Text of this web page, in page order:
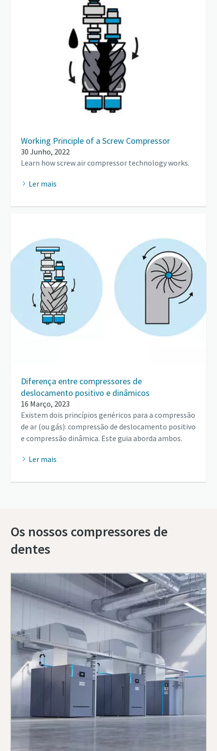
Working Principle of a Screw Compressor
30 Junho, 2022
Learn how screw air compressor technology works.
Ler mais
Diferença entre compressores de
deslocamento positivo e dinâmicos
16 Março, 2023
Existem dois princípios genéricos para a compressão
de ar (ou gás): compressão de deslocamento positivo
e compressão dinâmica. Este guia aborda ambos.
Ler mais
Os nossos compressores de
dentes